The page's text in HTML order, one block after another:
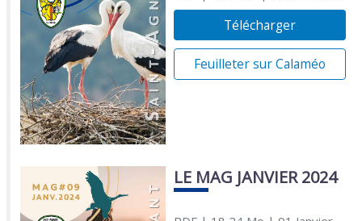
Télécharger
Feuilleter sur Calaméo
LE MAG JANVIER 2024